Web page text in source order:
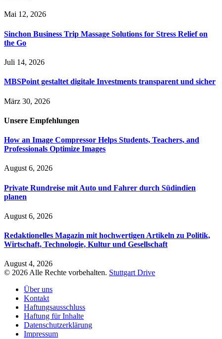
Mai 12, 2026
Sinchon Business Trip Massage Solutions for Stress Relief on
the Go
Juli 14, 2026
MBSPoint gestaltet digitale Investments transparent und sicher
März 30, 2026
Unsere Empfehlungen
How an Image Compressor Helps Students, Teachers, and
Professionals Optimize Images
August 6, 2026
Private Rundreise mit Auto und Fahrer durch Südindien
planen
August 6, 2026
Redaktionelles Magazin mit hochwertigen Artikeln zu Politik,
Wirtschaft, Technologie, Kultur und Gesellschaft
August 4, 2026
© 2026 Alle Rechte vorbehalten. Stuttgart Drive
Über uns
Kontakt
Haftungsausschluss
Haftung für Inhalte
Datenschutzerklärung
Impressum